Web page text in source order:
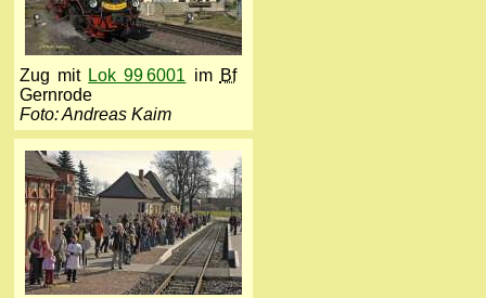
Zug mit Lok 99 6001 im Bf
Gernrode
Foto: Andreas Kaim